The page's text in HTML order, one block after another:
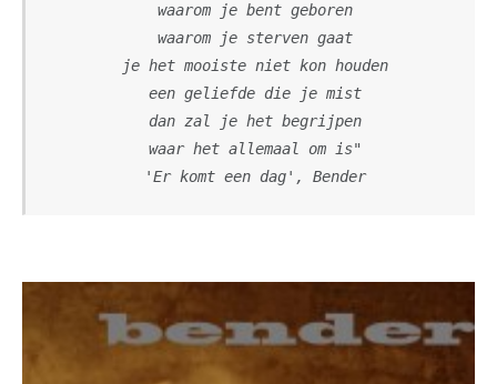
waarom je bent geboren
waarom je sterven gaat
je het mooiste niet kon houden
een geliefde die je mist
dan zal je het begrijpen
waar het allemaal om is"
'Er komt een dag', Bender